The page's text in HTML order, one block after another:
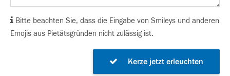
Bitte beachten Sie, dass die Eingabe von Smileys und anderen
Emojis aus Pietätsgründen nicht zulässig ist.
Kerze jetzt erleuchten